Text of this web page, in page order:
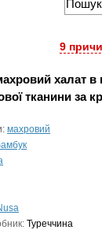
9
халат в
тканини за
махровий
Туреччина